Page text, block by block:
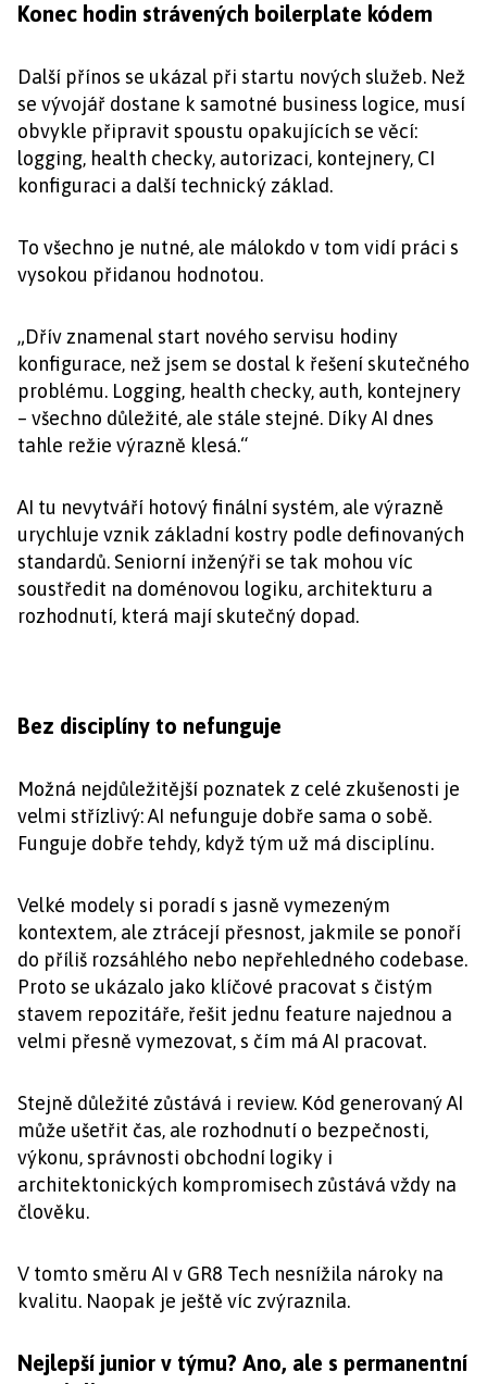
Konec hodin strávených boilerplate kódem
Další přínos se ukázal při startu nových služeb. Než
se vývojář dostane k samotné business logice, musí
obvykle připravit spoustu opakujících se věcí:
logging, health checky, autorizaci, kontejnery, CI
konfiguraci a další technický základ.
To všechno je nutné, ale málokdo v tom vidí práci s
vysokou přidanou hodnotou.
„Dřív znamenal start nového servisu hodiny
konfigurace, než jsem se dostal k řešení skutečného
problému. Logging, health checky, auth, kontejnery
– všechno důležité, ale stále stejné. Díky AI dnes
tahle režie výrazně klesá.“
AI tu nevytváří hotový finální systém, ale výrazně
urychluje vznik základní kostry podle definovaných
standardů. Seniorní inženýři se tak mohou víc
soustředit na doménovou logiku, architekturu a
rozhodnutí, která mají skutečný dopad.
Bez disciplíny to nefunguje
Možná nejdůležitější poznatek z celé zkušenosti je
velmi střízlivý: AI nefunguje dobře sama o sobě.
Funguje dobře tehdy, když tým už má disciplínu.
Velké modely si poradí s jasně vymezeným
kontextem, ale ztrácejí přesnost, jakmile se ponoří
do příliš rozsáhlého nebo nepřehledného codebase.
Proto se ukázalo jako klíčové pracovat s čistým
stavem repozitáře, řešit jednu feature najednou a
velmi přesně vymezovat, s čím má AI pracovat.
Stejně důležité zůstává i review. Kód generovaný AI
může ušetřit čas, ale rozhodnutí o bezpečnosti,
výkonu, správnosti obchodní logiky i
architektonických kompromisech zůstává vždy na
člověku.
V tomto směru AI v GR8 Tech nesnížila nároky na
kvalitu. Naopak je ještě víc zvýraznila.
Nejlepší junior v týmu? Ano, ale s permanentní